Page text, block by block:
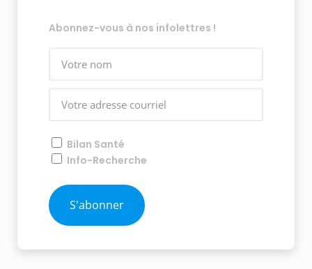
Abonnez-vous à nos infolettres !
Bilan Santé
Info-Recherche